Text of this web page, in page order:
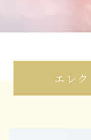
エレ